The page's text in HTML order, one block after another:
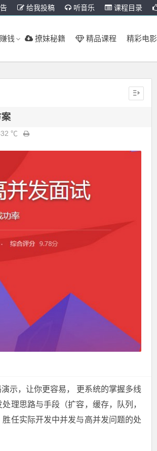
给我投稿 听音乐 课程目录
钱 撩妹秘籍 精品课程 精彩电影
℃
示，让你更容易， 更系统的掌握多线
理思路与手段（扩容，缓存，队列，
任实际开发中并发与高并发问题的处